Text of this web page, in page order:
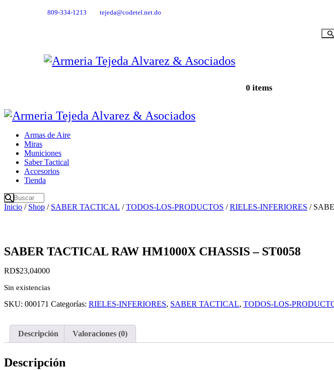
809-334-1213 tejeda@codetel.net.do
0 items
Armas de Aire
Miras
Municiones
Saber Tactical
Accesorios
Tienda
Inicio / Shop / SABER TACTICAL /TODOS-LOS-PRODUCTOS /RIELES-INFERIORES /
SABER TACTICAL RAW HM1000X CHASSIS – ST0058
RD$23,04000
Sin existencias
SKU: 000171 Categorías: RIELES-INFERIORES, SABER TACTICAL, TODOS-LOS-
Descripción Valoraciones (0)
Descripción